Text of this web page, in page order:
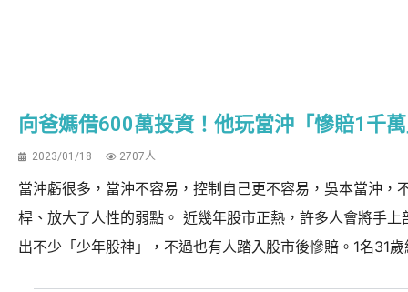
向爸媽借600萬投資！他玩當沖「慘賠1千
2023/01/18 2707人
當沖虧很多，當沖不容易，控制自己更不容易，吳本當沖
桿、放大了人性的弱點。 近幾年股市正熱，許多人會將手
出不少「少年股神」，不過也有人踏入股市後慘賠。1名31